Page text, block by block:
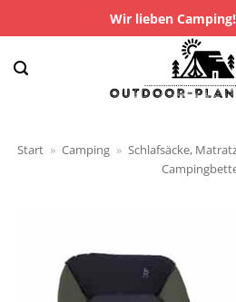
Inhalt
springen
Wir lieben
Start » Camping » Schlafsäcke,